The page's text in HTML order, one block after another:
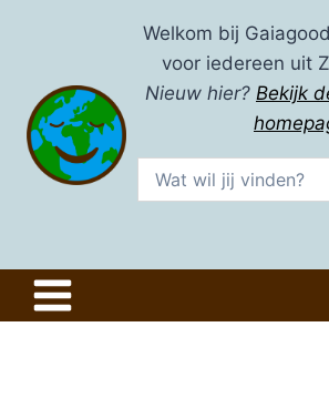
Welkom bij
voor iedereen uit
Nieuw hier? Bekijk